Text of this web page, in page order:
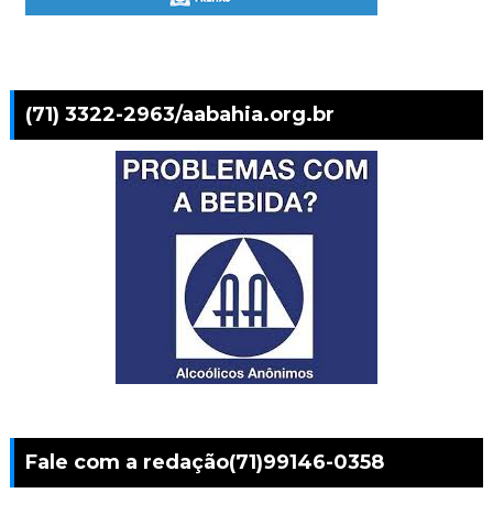
(71) 3322-2963/aabahia.org.br
Fale com a redação(71)99146-0358